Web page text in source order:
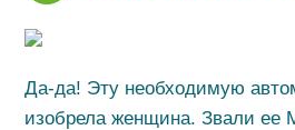
Да-да! Эту необходимую
изобрела женщина. Звали ее